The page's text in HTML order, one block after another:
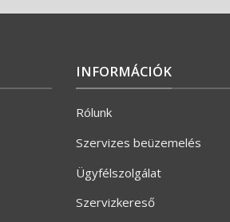
INFORMÁCIÓK
Rólunk
Szervizes beüzemelés
Ügyfélszolgálat
Szervizkereső